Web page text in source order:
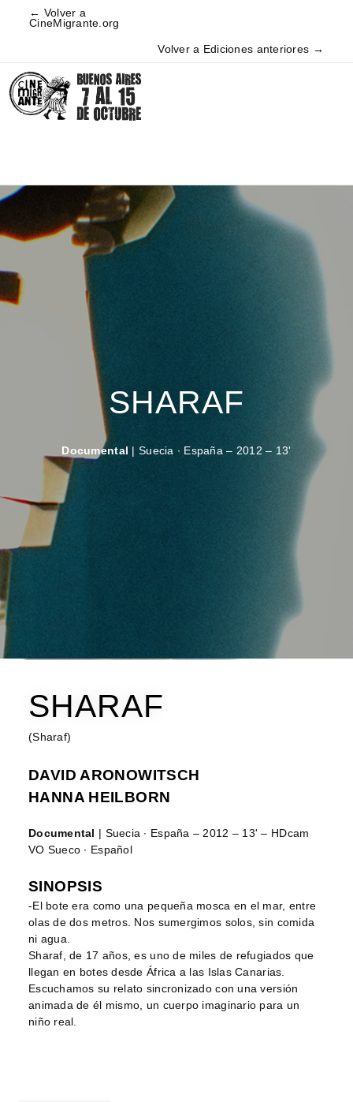
← Volver a
CineMigrante.org
Volver a Ediciones anteriores →
SHARAF
Documental | Suecia ∙ España – 2012 – 13'
SHARAF
(Sharaf)
DAVID ARONOWITSCH
HANNA HEILBORN
Documental
| Suecia ∙ España – 2012 – 13' – HDcam
VO Sueco ∙ Español
SINOPSIS
-El bote era como una pequeña mosca en el mar, entre
olas de dos metros. Nos sumergimos solos, sin comida
ni agua.
Sharaf, de 17 años, es uno de miles de refugiados que
llegan en botes desde África a las Islas Canarias.
Escuchamos su relato sincronizado con una versión
animada de él mismo, un cuerpo imaginario para un
niño real.